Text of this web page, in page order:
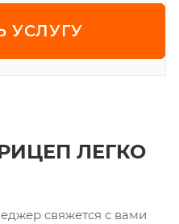
УСЛУГУ
ЛЕГКО
свяжется с вами